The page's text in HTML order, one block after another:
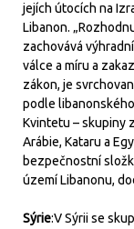
jejích útocích na
Libanon.
zachovává
válce a míru a
zákon, je
podle
Kvintetu – skupiny
Arábie, Kataru a
bezpečnostní
území Libanonu,
Sýrie:V Sýrii se